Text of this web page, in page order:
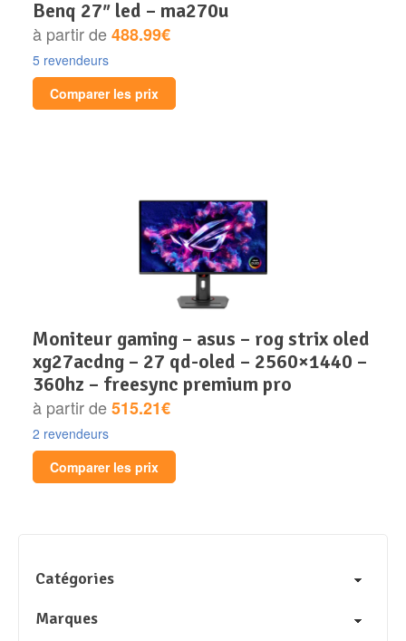
benq 27″ led – ma270u
à partir de488.99€
5 revendeurs
Comparer les prix
moniteur gaming – asus – rog strix oled
xg27acdng – 27 qd-oled – 2560×1440 –
360hz – freesync premium pro
à partir de515.21€
2 revendeurs
Comparer les prix
Catégories
Marques